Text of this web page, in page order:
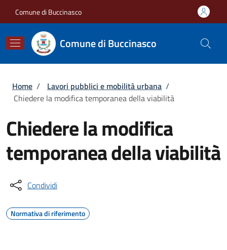
Comune di Buccinasco
Comune di Buccinasco
Briciole di pane
Home / Lavori pubblici e mobilità urbana /
Chiedere la modifica temporanea della viabilità
Chiedere la modifica
temporanea della viabilità
Condividi
Normativa di riferimento